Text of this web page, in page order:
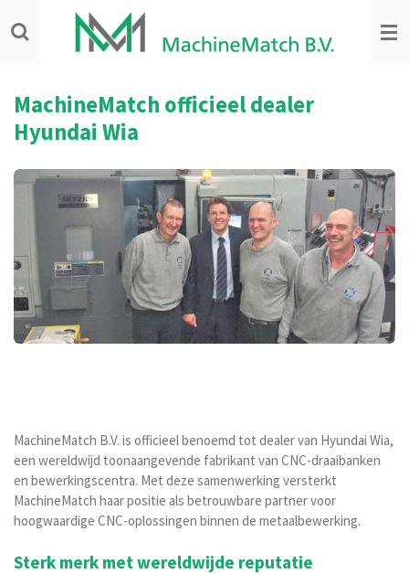
direct
hoofdinhoud
MachineMatch officieel dealer
Hyundai Wia
MachineMatch B.V. is officieel benoemd tot dealer van Hyundai Wia,
een wereldwijd toonaangevende fabrikant van CNC-draaibanken
en bewerkingscentra. Met deze samenwerking versterkt
MachineMatch haar positie als betrouwbare partner voor
hoogwaardige CNC-oplossingen binnen de metaalbewerking.
Sterk merk met wereldwijde reputatie